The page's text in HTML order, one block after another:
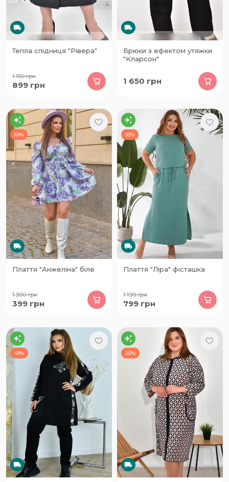
Тепла спідниця "Рівера"
1 150грн
899 грн
Брюки з ефектом утяжки
"Кларсон"
1 650 грн
69%
Плаття "Анжеліна" біле
1 300грн
399 грн
33%
Плаття "Ліра" фісташка
1 190грн
799 грн
49% 20%